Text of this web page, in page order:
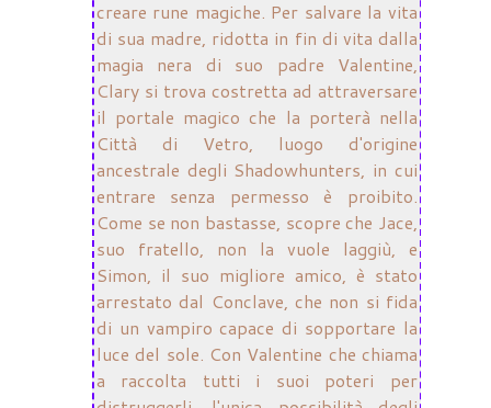
creare rune magiche. Per salvare la vita
di sua madre, ridotta in fin di vita dalla
magia nera di suo padre Valentine,
Clary si trova costretta ad attraversare
il portale magico che la porterà nella
Città di Vetro, luogo d'origine
ancestrale degli Shadowhunters, in cui
entrare senza permesso è proibito.
Come se non bastasse, scopre che Jace,
suo fratello, non la vuole laggiù, e
Simon, il suo migliore amico, è stato
arrestato dal Conclave, che non si fida
di un vampiro capace di sopportare la
luce del sole. Con Valentine che chiama
a raccolta tutti i suoi poteri per